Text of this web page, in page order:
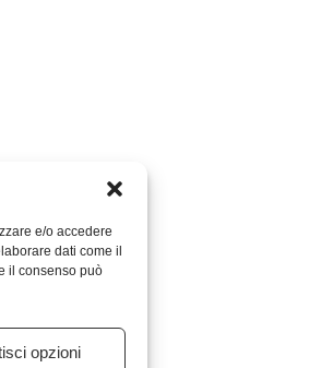
e/o accedere
dati come il
il consenso può
opzioni